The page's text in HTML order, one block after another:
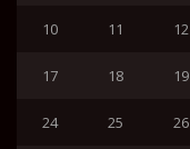
10 11 12
17 18 19
24 25 26